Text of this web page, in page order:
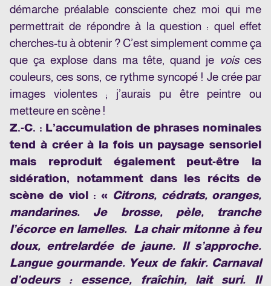
démarche préalable consciente chez moi qui me
permettrait de répondre à la question : quel effet
cherches-tu à obtenir ? C’est simplement comme ça
que ça explose dans ma tête, quand je voisces
couleurs, ces sons, ce rythme syncopé ! Je crée par
images violentes ; j’aurais pu être peintre ou
metteure en scène !
Z.-C. : L’accumulation de phrases nominales
tend à créer à la fois un paysage sensoriel
mais reproduit également peut-être la
sidération, notamment dans les récits de
scène de viol : « Citrons, cédrats, oranges,
mandarines. Je brosse, pèle, tranche
l’écorce en lamelles. La chair mitonne à feu
doux, entrelardée de jaune. Il s’approche.
Langue gourmande. Yeux de fakir. Carnaval
d’odeurs : essence, fraîchin, lait suri. Il